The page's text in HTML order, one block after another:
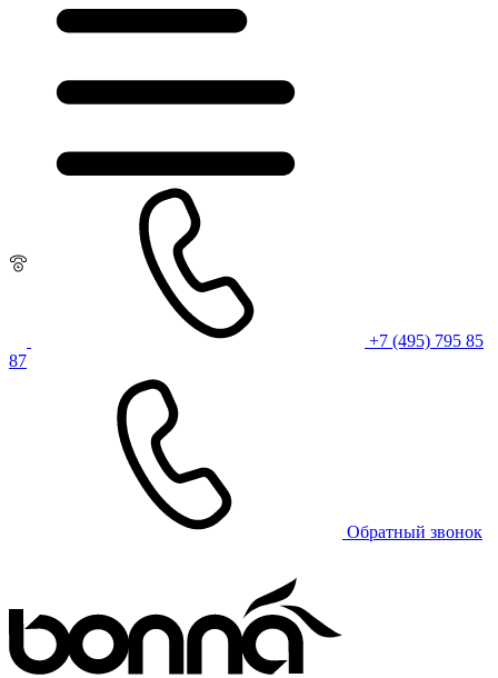
+7 (495) 795 85
87
Обратный звонок